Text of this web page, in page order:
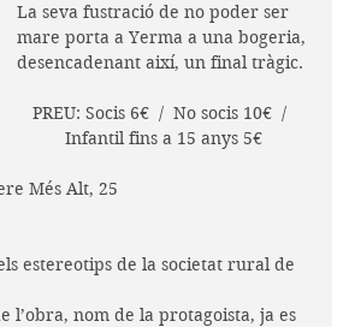
La seva fustració de no poder ser
mare porta a Yerma a una bogeria,
desencadenant així, un final tràgic.
PREU: Socis 6€  /  No socis 10€  /
Infantil fins a 15 anys 5€
Més Alt, 25
estereotips de la societat rural de
l’obra, nom de la protagoista, ja es